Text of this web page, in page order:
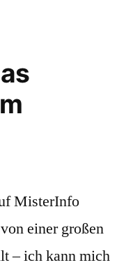
MisterInfo
einer großen
– ich kann mich